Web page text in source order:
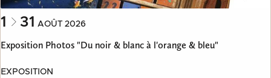
1 31 AOÛT 2026
Exposition Photos "Du noir & blanc à l'orange & bleu"
EXPOSITION